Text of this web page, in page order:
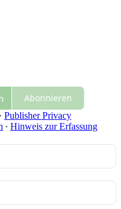
Abonnieren
· Publisher Privacy
∙ Hinweis zur Erfassung